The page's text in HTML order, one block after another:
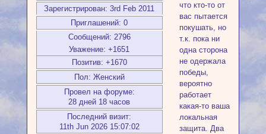
Зарегистрирован: 3rd Feb 2011
Приглашений: 0
Сообщений: 2796
Уважение: +1651
Позитив: +1670
Пол: Женский
Провел на форуме:
28 дней 18 часов
Последний визит:
11th Jun 2026 15:07:02
что кто-то от
вас пытается
покушать, но
т.к. пока ни
одна сторона
не одержала
победы,
вероятно
работает
какая-то ваша
локальная
защита. Два